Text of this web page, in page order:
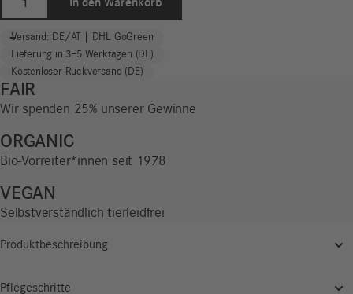
Inge
Menge
-
+
Versand: DE/AT | DHL GoGreen
Lieferung in 3–5 Werktagen (DE)
Kostenloser Rückversand (DE)
FAIR
Wir spenden 25% unserer Gewinne
ORGANIC
Bio-Vorreiter*innen seit 1978
VEGAN
Selbstverständlich tierleidfrei
Produktbeschreibung
Pflegeschritte